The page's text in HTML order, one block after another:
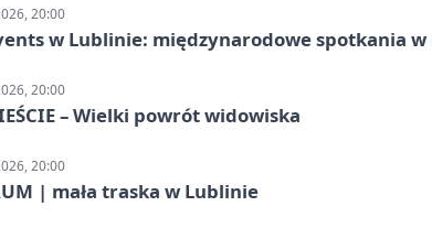
20:00
w Lublinie: międzynarodowe spotkania w
20:00
– Wielki powrót widowiska
20:00
| mała traska w Lublinie